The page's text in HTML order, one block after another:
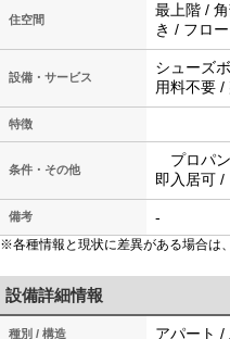
住空間
最上階 /
き / フロ
設備・サービス
シューズ
用料不要
特徴
条件・その他
プロパン
即入居可
備考 -
※各種情報と現状に差異がある場合は
設備詳細情報
種別 / 構造 アパート /